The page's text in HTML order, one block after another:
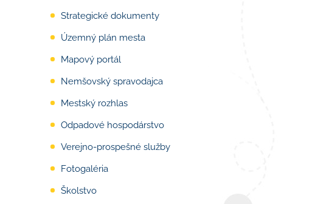
Strategické dokumenty
Územný plán mesta
Mapový portál
Nemšovský spravodajca
Mestský rozhlas
Odpadové hospodárstvo
Verejno-prospešné služby
Fotogaléria
Školstvo